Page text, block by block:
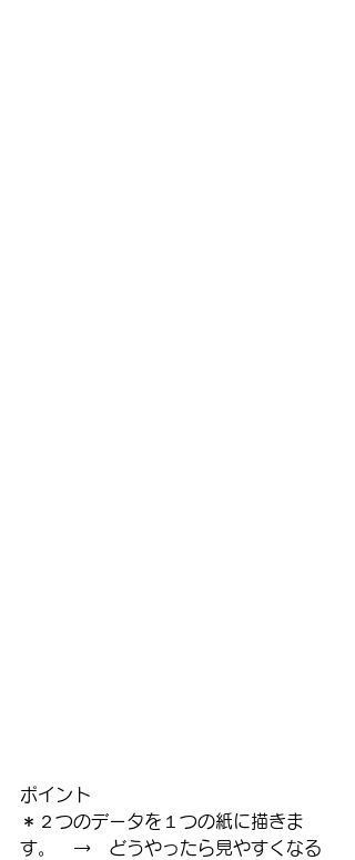
ポイント
＊２つのデータを１つの紙に描きま
す。　→　どうやったら見やすくなる